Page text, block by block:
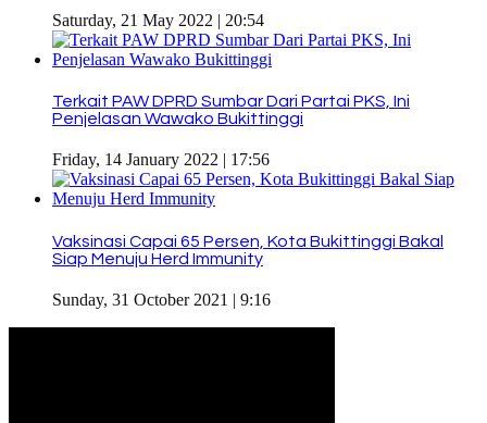
Saturday, 21 May 2022 | 20:54
Terkait PAW DPRD Sumbar Dari Partai PKS, Ini
Penjelasan Wawako Bukittinggi
Friday, 14 January 2022 | 17:56
Vaksinasi Capai 65 Persen, Kota Bukittinggi Bakal
Siap Menuju Herd Immunity
Sunday, 31 October 2021 | 9:16